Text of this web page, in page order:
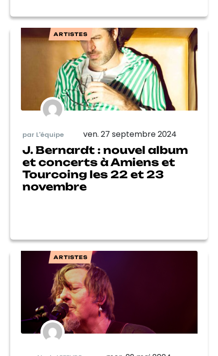
ARTISTES
par L'équipe ven. 27 septembre 2024
J. Bernardt : nouvel album
et concerts à Amiens et
Tourcoing les 22 et 23
novembre
ARTISTES